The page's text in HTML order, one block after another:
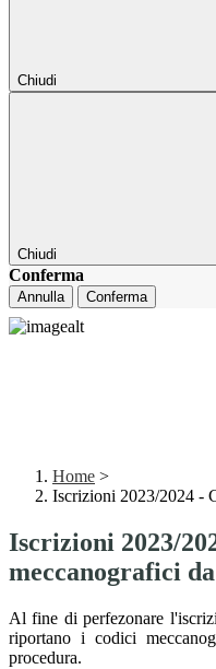
Chiudi
Chiudi
Conferma
Annulla Conferma
Home >
Iscrizioni 2023/2024 -
Iscrizioni 2023/
meccanografici
Al fine di perfezonare
riportano i codici
procedura.